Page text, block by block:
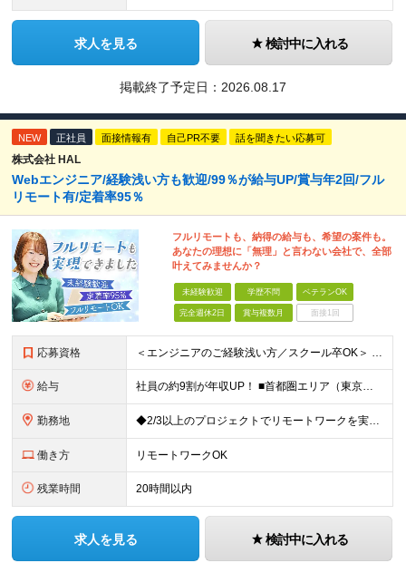
求人を見る 検討中に入れる
掲載終了予定日： 2026.08.17
NEW 正社員 面接情報有 自己PR不要 話を聞きたい応募可
株式会社 HAL
Webエンジニア/経験浅い方も歓迎/99％が給与UP/賞与年2回/フル
リモート有/定着率95％
フルリモートも、納得の給与も、希望の案件も。
あなたの理想に「無理」と言わない会社で、全部
叶えてみませんか？
未経験歓迎 学歴不問 ベテランOK
完全週休2日 賞与複数月 面接1回
応募資格 ＜エンジニアのご経験浅い方／スクール卒OK＞ ◆学歴不問 ◆未経験OK ＜こんな方は大歓迎！＞ ◎今の収入に不満がある方 ◎新しい言語・スキルに挑戦したい方 ◎腰を据えて活躍したい方 ◎頑張りを評価
給与 社員の約9割が年収UP！ ■首都圏エリア（東京、神奈川、千葉、埼玉勤務） 月給25万円～26万円（固定残業代含む） ※固定残業代は、時間外労働の有無に関わらず17時間分を30,000円～31,200
勤務地 ◆2/3以上のプロジェクトでリモートワークを実施中！ ≪自社拠点≫ ・東京本社／東京都千代田区丸の内二丁目6番1号 丸の内パークビルディング6階 ・関西支社／⼤阪府⼤阪市中央区安⼟町2-3-13 ⼤
働き方 リモートワークOK
残業時間 20時間以内
求人を見る 検討中に入れる